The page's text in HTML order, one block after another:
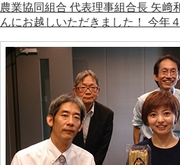
農業協同組合 代表理事組合長 矢﨑
んにお越しいただきました！ 今年